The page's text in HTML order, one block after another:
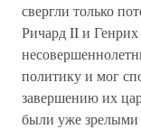
свергли только
Ричард II и
политику и мог
завершению их
были уже зрелыми